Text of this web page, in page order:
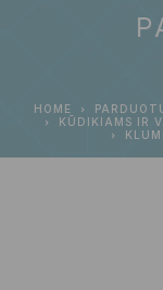
HOME
KŪDIKIAMS IR